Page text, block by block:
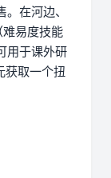
在河边、
易度技能
用于课外研
获取一个扭